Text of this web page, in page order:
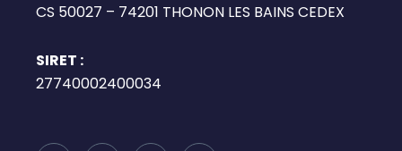
CS 50027 – 74201 THONON LES BAINS CEDEX
SIRET :
27740002400034